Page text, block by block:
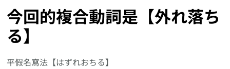
今回的複合動詞是【外れ落ち
る】
平假名寫法【はずれおちる】